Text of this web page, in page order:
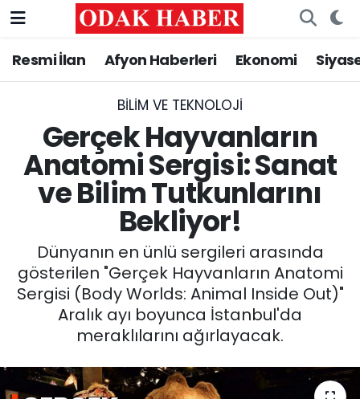
Resmi İlan Afyon Haberleri Ekonomi
BILIM VE TEKNOLOJI
Gerçek Hayvanların
Anatomi Sergisi: Sanat
ve Bilim Tutkunlarını
Bekliyor!
Dünyanın en ünlü sergileri arasında
gösterilen "Gerçek Hayvanların Anatomi
Sergisi (Body Worlds: Animal Inside Out)"
Aralık ayı boyunca İstanbul'da
meraklılarını ağırlayacak.
AFYONKARAHİSAR HABERLERİ
Resmi İlan
ASAYİŞ
GÜNCEL
EĞİTİM
MAGAZİN
SAĞLIK
SPOR
Nöbetçi Eczaneler
Hava Durumu
Trafik Durumu
Süper Lig Puan Durumu ve Fikstür
Tüm Manşetler
Son Dakika Haberleri
Haber Arşivi